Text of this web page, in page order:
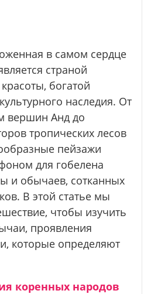
в самом сердце
страной
богатой
наследия. От
вершин Анд до
тропических лесов
пейзажи
для гобелена
и обычаев, сотканных
В этой статье мы
чтобы изучить
проявления
которые определяют
коренных народов